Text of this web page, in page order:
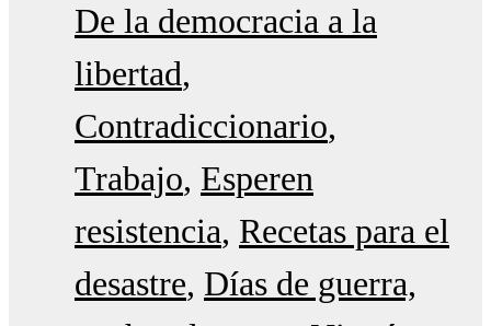
De la democracia a la
libertad
Contradiccionario
Trabajo Esperen
resistencia Recetas para el
desastre Días de guerra,